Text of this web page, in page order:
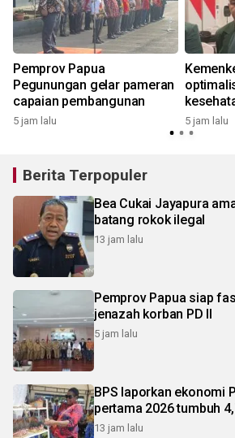
Pemprov Papua
Pegunungan gelar pameran
capaian pembangunan
5 jam lalu 5 jam lalu
Berita Terpopuler
Bea Cukai Jayapura
batang rokok ilegal
13 jam lalu
Pemprov Papua siap
jenazah korban PD II
5 jam lalu
BPS laporkan ekonomi
pertama 2026 tumbuh
13 jam lalu